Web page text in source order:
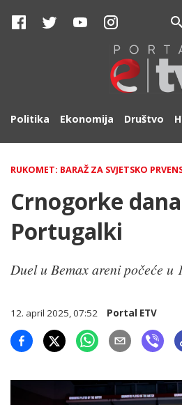
Politika Ekonomija Društvo
RUKOMET: BARAŽ ZA SVJETSKO
Crnogorke
Portugalki
Duel u Bemax areni počeće u
12. april 2025, 07:52 Portal ETV